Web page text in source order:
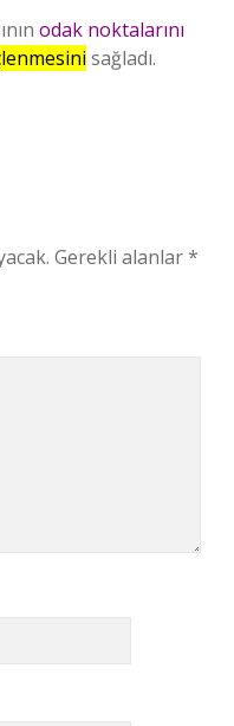
odak noktalarını
sağladı.
Gerekli alanlar*